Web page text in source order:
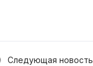
Следующая новость